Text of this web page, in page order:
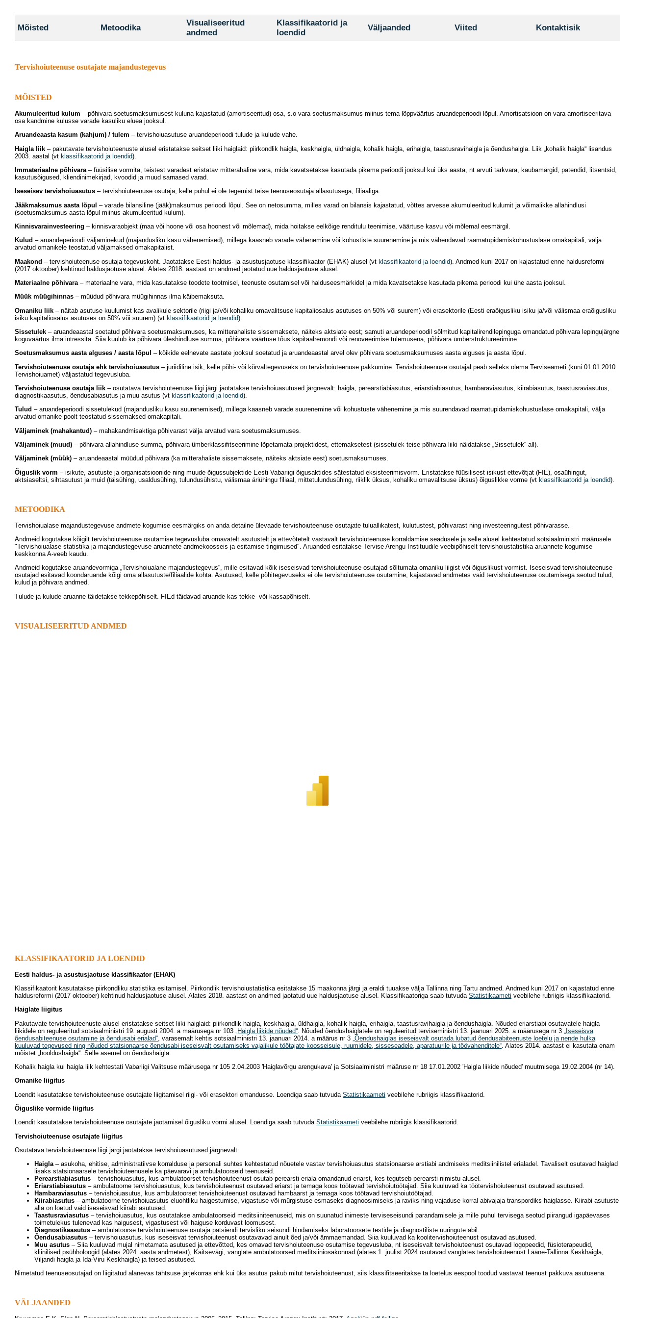
Mõisted Metoodika
Visualiseeritud
andmed
Klassifikaatorid ja
loendid
Väljaanded Viited Kontaktisik
Tervishoiuteenuse osutajate majandustegevus
MÕISTED
Akumuleeritud kulum – põhivara soetusmaksumusest kuluna kajastatud (amortiseeritud) osa, s.o vara soetusmaksumus miinus tema lõppväärtus aruandeperioodi lõpul. Amortisatsioon on vara amortiseeritava
osa kandmine kulusse varade kasuliku eluea jooksul.
Aruandeaasta kasum (kahjum) / tulem – tervishoiuasutuse aruandeperioodi tulude ja kulude vahe.
Haigla liik – pakutavate tervishoiuteenuste alusel eristatakse seitset liiki haiglaid: piirkondlik haigla, keskhaigla, üldhaigla, kohalik haigla, erihaigla, taastusravihaigla ja õendushaigla. Liik „kohalik haigla“ lisandus
2003. aastal (vt klassifikaatorid ja loendid).
Immateriaalne põhivara – füüsilise vormita, teistest varadest eristatav mitterahaline vara, mida kavatsetakse kasutada pikema perioodi jooksul kui üks aasta, nt arvuti tarkvara, kaubamärgid, patendid, litsentsid,
kasutusõigused, kliendinimekirjad, kvoodid ja muud sarnased varad.
Iseseisev tervishoiuasutus – tervishoiuteenuse osutaja, kelle puhul ei ole tegemist teise teenuseosutaja allasutusega, filiaaliga.
Jääkmaksumus aasta lõpul – varade bilansiline (jääk)maksumus perioodi lõpul. See on netosumma, milles varad on bilansis kajastatud, võttes arvesse akumuleeritud kulumit ja võimalikke allahindlusi
(soetusmaksumus aasta lõpul miinus akumuleeritud kulum).
Kinnisvarainvesteering – kinnisvaraobjekt (maa või hoone või osa hoonest või mõlemad), mida hoitakse eelkõige renditulu teenimise, väärtuse kasvu või mõlemal eesmärgil.
Kulud – aruandeperioodi väljaminekud (majandusliku kasu vähenemised), millega kaasneb varade vähenemine või kohustiste suurenemine ja mis vähendavad raamatupidamiskohustuslase omakapitali, välja
arvatud omanikele teostatud väljamaksed omakapitalist.
Maakond – tervishoiuteenuse osutaja tegevuskoht. Jaotatakse Eesti haldus- ja asustusjaotuse klassifikaator (EHAK) alusel (vt klassifikaatorid ja loendid). Andmed kuni 2017 on kajastatud enne haldusreformi
(2017 oktoober) kehtinud haldusjaotuse alusel. Alates 2018. aastast on andmed jaotatud uue haldusjaotuse alusel.
Materiaalne põhivara – materiaalne vara, mida kasutatakse toodete tootmisel, teenuste osutamisel või halduseesmärkidel ja mida kavatsetakse kasutada pikema perioodi kui ühe aasta jooksul.
Müük müügihinnas – müüdud põhivara müügihinnas ilma käibemaksuta.
Omaniku liik – näitab asutuse kuulumist kas avalikule sektorile (riigi ja/või kohaliku omavalitsuse kapitaliosalus asutuses on 50% või suurem) või erasektorile (Eesti eraõigusliku isiku ja/või välismaa eraõigusliku
isiku kapitaliosalus asutuses on 50% või suurem) (vt klassifikaatorid ja loendid).
Sissetulek – aruandeaastal soetatud põhivara soetusmaksumuses, ka mitterahaliste sissemaksete, näiteks aktsiate eest; samuti aruandeperioodil sõlmitud kapitalirendilepinguga omandatud põhivara lepingujärgne
koguväärtus ilma intressita. Siia kuulub ka põhivara üleshindluse summa, põhivara väärtuse tõus kapitaalremondi või renoveerimise tulemusena, põhivara ümberstruktureerimine.
Soetusmaksumus aasta alguses / aasta lõpul – kõikide eelnevate aastate jooksul soetatud ja aruandeaastal arvel olev põhivara soetusmaksumuses aasta alguses ja aasta lõpul.
Tervishoiuteenuse osutaja ehk tervishoiuasutus – juriidiline isik, kelle põhi- või kõrvaltegevuseks on tervishoiuteenuse pakkumine. Tervishoiuteenuse osutajal peab selleks olema Terviseameti (kuni 01.01.2010
Tervishoiuamet) väljastatud tegevusluba.
Tervishoiuteenuse osutaja liik – osutatava tervishoiuteenuse liigi järgi jaotatakse tervishoiuasutused järgnevalt: haigla, perearstiabiasutus, eriarstiabiasutus, hambaraviasutus, kiirabiasutus, taastusraviasutus,
diagnostikaasutus, õendusabiasutus ja muu asutus (vt klassifikaatorid ja loendid).
Tulud – aruandeperioodi sissetulekud (majandusliku kasu suurenemised), millega kaasneb varade suurenemine või kohustuste vähenemine ja mis suurendavad raamatupidamiskohustuslase omakapitali, välja
arvatud omanike poolt teostatud sissemaksed omakapitali.
Väljaminek (mahakantud) – mahakandmisaktiga põhivarast välja arvatud vara soetusmaksumuses.
Väljaminek (muud) – põhivara allahindluse summa, põhivara ümberklassifitseerimine lõpetamata projektidest, ettemaksetest (sissetulek teise põhivara liiki näidatakse „Sissetulek“ all).
Väljaminek (müük) – aruandeaastal müüdud põhivara (ka mitterahaliste sissemaksete, näiteks aktsiate eest) soetusmaksumuses.
Õiguslik vorm – isikute, asutuste ja organisatsioonide ning muude õigussubjektide Eesti Vabariigi õigusaktides sätestatud eksisteerimisvorm. Eristatakse füüsilisest isikust ettevõtjat (FIE), osaühingut,
aktsiaseltsi, sihtasutust ja muid (täisühing, usaldusühing, tulundusühistu, välismaa äriühingu filiaal, mittetulundusühing, riiklik üksus, kohaliku omavalitsuse üksus) õiguslikke vorme (vt klassifikaatorid ja loendid).
METOODIKA
Tervishoiualase majandustegevuse andmete kogumise eesmärgiks on anda detailne ülevaade tervishoiuteenuse osutajate tuluallikatest, kulutustest, põhivarast ning investeeringutest põhivarasse.
Andmeid kogutakse kõigilt tervishoiuteenuse osutamise tegevusluba omavatelt asutustelt ja ettevõtetelt vastavalt tervishoiuteenuse korraldamise seadusele ja selle alusel kehtestatud sotsiaalministri määrusele
"Tervishoiualase statistika ja majandustegevuse aruannete andmekoosseis ja esitamise tingimused". Aruanded esitatakse Tervise Arengu Instituudile veebipõhiselt tervishoiustatistika aruannete kogumise
keskkonna A-veeb kaudu.
Andmeid kogutakse aruandevormiga „Tervishoiualane majandustegevus“, mille esitavad kõik iseseisvad tervishoiuteenuse osutajad sõltumata omaniku liigist või õiguslikust vormist. Iseseisvad tervishoiuteenuse
osutajad esitavad koondaruande kõigi oma allasutuste/filiaalide kohta. Asutused, kelle põhitegevuseks ei ole tervishoiuteenuse osutamine, kajastavad andmetes vaid tervishoiuteenuse osutamisega seotud tulud,
kulud ja põhivara andmed.
Tulude ja kulude aruanne täidetakse tekkepõhiselt. FIEd täidavad aruande kas tekke- või kassapõhiselt.
VISUALISEERITUD ANDMED
KLASSIFIKAATORID JA LOENDID
Eesti haldus- ja asustusjaotuse klassifikaator (EHAK)
Klassifikaatorit kasutatakse piirkondliku statistika esitamisel. Piirkondlik tervishoiustatistika esitatakse 15 maakonna järgi ja eraldi tuuakse välja Tallinna ning Tartu andmed. Andmed kuni 2017 on kajastatud enne
haldusreformi (2017 oktoober) kehtinud haldusjaotuse alusel. Alates 2018. aastast on andmed jaotatud uue haldusjaotuse alusel. Klassifikaatoriga saab tutvuda Statistikaameti veebilehe rubriigis klassifikaatorid.
Haiglate liigitus
Pakutavate tervishoiuteenuste alusel eristatakse seitset liiki haiglaid: piirkondlik haigla, keskhaigla, üldhaigla, kohalik haigla, erihaigla, taastusravihaigla ja õendushaigla. Nõuded eriarstiabi osutavatele haigla
liikidele on reguleeritud sotsiaalministri 19. augusti 2004. a määrusega nr 103 „Haigla liikide nõuded“ . Nõuded õendushaiglatele on reguleeritud terviseministri 13. jaanuari 2025. a määrusega nr 3 „Iseseisva
õendusabiteenuse osutamine ja õendusabi erialad“ , varasemalt kehtis sotsiaalministri 13. jaanuari 2014. a määrus nr 3 „Õendushaiglas iseseisvalt osutada lubatud õendusabiteenuste loetelu ja nende hulka
kuuluvad tegevused ning nõuded statsionaarse õendusabi iseseisvalt osutamiseks vajalikule töötajate koosseisule, ruumidele, sisseseadele, aparatuurile ja töövahenditele“ . Alates 2014. aastast ei kasutata enam
mõistet „hooldushaigla“. Selle asemel on õendushaigla.
Kohalik haigla kui haigla liik kehtestati Vabariigi Valitsuse määrusega nr 105 2.04.2003 'Haiglavõrgu arengukava' ja Sotsiaalministri määruse nr 18 17.01.2002 'Haigla liikide nõuded' muutmisega 19.02.2004 (nr 14).
Omanike liigitus
Loendit kasutatakse tervishoiuteenuse osutajate liigitamisel riigi- või erasektori omandusse. Loendiga saab tutvuda Statistikaameti veebilehe rubriigis klassifikaatorid.
Õiguslike vormide liigitus
Loendit kasutatakse tervishoiuteenuse osutajate jaotamisel õigusliku vormi alusel. Loendiga saab tutvuda Statistikaameti veebilehe rubriigis klassifikaatorid.
Tervishoiuteenuse osutajate liigitus
Osutatava tervishoiuteenuse liigi järgi jaotatakse tervishoiuasutused järgnevalt:
Haigla– asukoha, ehitise, administratiivse korralduse ja personali suhtes kehtestatud nõuetele vastav tervishoiuasutus statsionaarse arstiabi andmiseks meditsiinilistel erialadel. Tavaliselt osutavad haiglad
lisaks statsionaarsele tervishoiuteenusele ka päevaravi ja ambulatoorseid teenuseid.
Perearstiabiasutus – tervishoiuasutus, kus ambulatoorset tervishoiuteenust osutab perearsti eriala omandanud eriarst, kes tegutseb perearsti nimistu alusel.
Eriarstiabiasutus – ambulatoorne tervishoiuasutus, kus tervishoiuteenust osutavad eriarst ja temaga koos töötavad tervishoiutöötajad. Siia kuuluvad ka töötervishoiuteenust osutavad asutused.
Hambaraviasutus – tervishoiuasutus, kus ambulatoorset tervishoiuteenust osutavad hambaarst ja temaga koos töötavad tervishoiutöötajad.
Kiirabiasutus – ambulatoorne tervishoiuasutus eluohtliku haigestumise, vigastuse või mürgistuse esmaseks diagnoosimiseks ja raviks ning vajaduse korral abivajaja transpordiks haiglasse. Kiirabi asutuste
alla on loetud vaid iseseisvad kiirabi asutused.
Taastusraviasutus – tervishoiuasutus, kus osutatakse ambulatoorseid meditsiiniteenuseid, mis on suunatud inimeste terviseseisundi parandamisele ja mille puhul tervisega seotud piirangud igapäevases
toimetulekus tulenevad kas haigusest, vigastusest või haiguse korduvast loomusest.
Diagnostikaasutus – ambulatoorse tervishoiuteenuse osutaja patsiendi tervisliku seisundi hindamiseks laboratoorsete testide ja diagnostiliste uuringute abil.
Õendusabiasutus – tervishoiuasutus, kus iseseisvat tervishoiuteenust osutavavad ainult õed ja/või ämmaemandad. Siia kuuluvad ka koolitervishoiuteenust osutavad asutused.
Muu asutus – Siia kuuluvad mujal nimetamata asutused ja ettevõtted, kes omavad tervishoiuteenuse osutamise tegevusluba, nt iseseisvalt tervishoiuteenust osutavad logopeedid, füsioterapeudid,
kliinilised psühholoogid (alates 2024. aasta andmetest), Kaitsevägi, vanglate ambulatoorsed meditsiiniosakonnad (alates 1. juulist 2024 osutavad vanglates tervishoiuteenust Lääne-Tallinna Keskhaigla,
Viljandi haigla ja Ida-Viru Keskhaigla) ja teised asutused.
Nimetatud teenuseosutajad on liigitatud alanevas tähtsuse järjekorras ehk kui üks asutus pakub mitut tervishoiuteenust, siis klassifitseeritakse ta loetelus eespool toodud vastavat teenust pakkuva asutusena.
VÄLJAANDED